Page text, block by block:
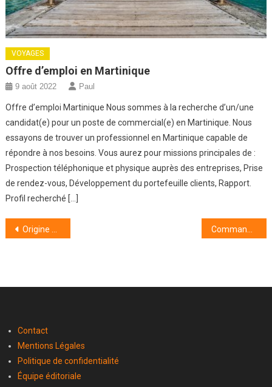
VOYAGES
Offre d’emploi en Martinique
9 août 2022 Paul
Offre d’emploi Martinique Nous sommes à la recherche d’un/une
candidat(e) pour un poste de commercial(e) en Martinique. Nous
essayons de trouver un professionnel en Martinique capable de
répondre à nos besoins. Vous aurez pour missions principales de :
Prospection téléphonique et physique auprès des entreprises, Prise
de rendez-vous, Développement du portefeuille clients, Rapport.
Profil recherché […]
Navigation
Origine du certificat de non-gage ?
Contact
Mentions Légales
Politique de confidentialité
Équipe éditoriale